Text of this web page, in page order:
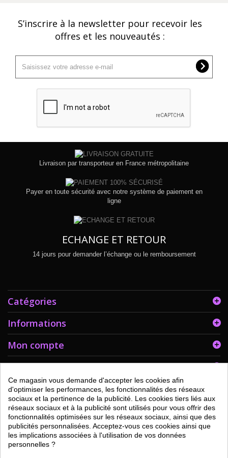
S’inscrire à la newsletter pour recevoir les
offres et les nouveautés :
Livraison par transporteur en France métropolitaine
Payer en toute sécurité avec notre système de paiement en
ligne
ECHANGE ET RETOUR
14 jours pour demander l’échange ou le remboursement
Catégories
Informations
Mon compte
Informations sur votre boutique
Ce magasin vous demande d'accepter les cookies afin
d'optimiser les performances, les fonctionnalités des réseaux
sociaux et la pertinence de la publicité. Les cookies tiers liés aux
réseaux sociaux et à la publicité sont utilisés pour vous offrir des
fonctionnalités optimisées sur les réseaux sociaux, ainsi que des
publicités personnalisées. Acceptez-vous ces cookies ainsi que
les implications associées à l'utilisation de vos données
personnelles ?